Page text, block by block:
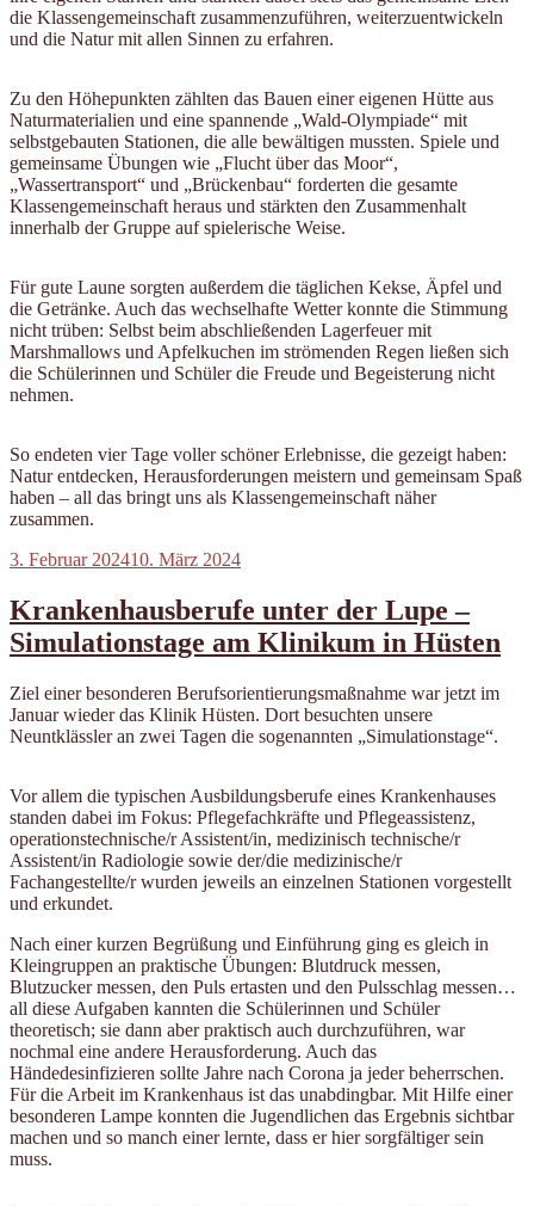
die Klassengemeinschaft zusammenzuführen, weiterzuentwickeln
und die Natur mit allen Sinnen zu erfahren.
Zu den Höhepunkten zählten das Bauen einer eigenen Hütte aus
Naturmaterialien und eine spannende „Wald-Olympiade“ mit
selbstgebauten Stationen, die alle bewältigen mussten. Spiele und
gemeinsame Übungen wie „Flucht über das Moor“,
„Wassertransport“ und „Brückenbau“ forderten die gesamte
Klassengemeinschaft heraus und stärkten den Zusammenhalt
innerhalb der Gruppe auf spielerische Weise.
Für gute Laune sorgten außerdem die täglichen Kekse, Äpfel und
die Getränke. Auch das wechselhafte Wetter konnte die Stimmung
nicht trüben: Selbst beim abschließenden Lagerfeuer mit
Marshmallows und Apfelkuchen im strömenden Regen ließen sich
die Schülerinnen und Schüler die Freude und Begeisterung nicht
nehmen.
So endeten vier Tage voller schöner Erlebnisse, die gezeigt haben:
Natur entdecken, Herausforderungen meistern und gemeinsam Spaß
haben – all das bringt uns als Klassengemeinschaft näher
zusammen.
Veröffentlicht
3. Februar 202410. März 2024
Krankenhausberufe unter der Lupe –
Simulationstage am Klinikum in Hüsten
Ziel einer besonderen Berufsorientierungsmaßnahme war jetzt im
Januar wieder das Klinik Hüsten. Dort besuchten unsere
Neuntklässler an zwei Tagen die sogenannten „Simulationstage“.
Vor allem die typischen Ausbildungsberufe eines Krankenhauses
standen dabei im Fokus: Pflegefachkräfte und Pflegeassistenz,
operationstechnische/r Assistent/in, medizinisch technische/r
Assistent/in Radiologie sowie der/die medizinische/r
Fachangestellte/r wurden jeweils an einzelnen Stationen vorgestellt
und erkundet.
Nach einer kurzen Begrüßung und Einführung ging es gleich in
Kleingruppen an praktische Übungen: Blutdruck messen,
Blutzucker messen, den Puls ertasten und den Pulsschlag messen…
all diese Aufgaben kannten die Schülerinnen und Schüler
theoretisch; sie dann aber praktisch auch durchzuführen, war
nochmal eine andere Herausforderung. Auch das
Händedesinfizieren sollte Jahre nach Corona ja jeder beherrschen.
Für die Arbeit im Krankenhaus ist das unabdingbar. Mit Hilfe einer
besonderen Lampe konnten die Jugendlichen das Ergebnis sichtbar
machen und so manch einer lernte, dass er hier sorgfältiger sein
muss.